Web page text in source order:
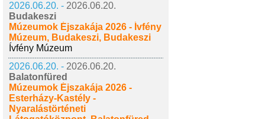
2026.06.20. - 2026.06.20.
Budakeszi
Múzeumok Éjszakája 2026 - Ívfény
Múzeum, Budakeszi, Budakeszi
Ívfény Múzeum
2026.06.20. - 2026.06.20.
Balatonfüred
Múzeumok Éjszakája 2026 -
Esterházy-Kastély -
Nyaralástörténeti